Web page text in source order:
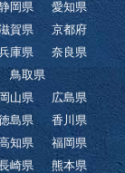
岡県
愛知県
賀県
京都府
庫県
奈良県
鳥取県
岡山県
広島県
島県
香川県
知県
福岡県
崎県
熊本県